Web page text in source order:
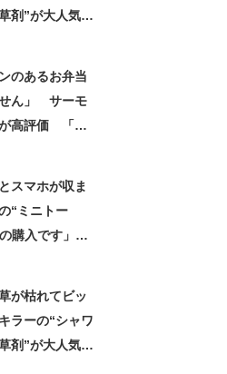
剤”が大人気
のあるお弁当
ん」 サーモ
高評価 「想
スマホが収ま
“ミニトー
購入です」
が枯れてビッ
ラーの“シャワ
剤”が大人気